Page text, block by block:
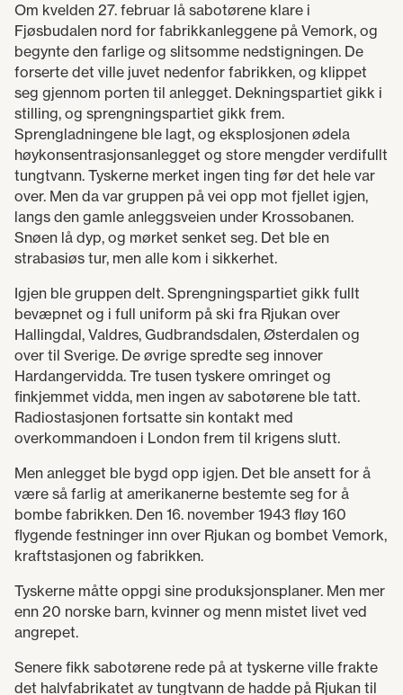
Om kvelden 27. februar lå sabotørene klare i
Fjøsbudalen nord for fabrikkanleggene på Vemork, og
begynte den farlige og slitsomme nedstigningen. De
forserte det ville juvet nedenfor fabrikken, og klippet
seg gjennom porten til anlegget. Dekningspartiet gikk i
stilling, og sprengningspartiet gikk frem.
Sprengladningene ble lagt, og eksplosjonen ødela
høykonsentrasjonsanlegget og store mengder verdifullt
tungtvann. Tyskerne merket ingen ting før det hele var
over. Men da var gruppen på vei opp mot fjellet igjen,
langs den gamle anleggsveien under Krossobanen.
Snøen lå dyp, og mørket senket seg. Det ble en
strabasiøs tur, men alle kom i sikkerhet.
Igjen ble gruppen delt. Sprengningspartiet gikk fullt
bevæpnet og i full uniform på ski fra Rjukan over
Hallingdal, Valdres, Gudbrandsdalen, Østerdalen og
over til Sverige. De øvrige spredte seg innover
Hardangervidda. Tre tusen tyskere omringet og
finkjemmet vidda, men ingen av sabotørene ble tatt.
Radiostasjonen fortsatte sin kontakt med
overkommandoen i London frem til krigens slutt.
Men anlegget ble bygd opp igjen. Det ble ansett for å
være så farlig at amerikanerne bestemte seg for å
bombe fabrikken. Den 16. november 1943 fløy 160
flygende festninger inn over Rjukan og bombet Vemork,
kraftstasjonen og fabrikken.
Tyskerne måtte oppgi sine produksjonsplaner. Men mer
enn 20 norske barn, kvinner og menn mistet livet ved
angrepet.
Senere fikk sabotørene rede på at tyskerne ville frakte
det halvfabrikatet av tungtvann de hadde på Rjukan til